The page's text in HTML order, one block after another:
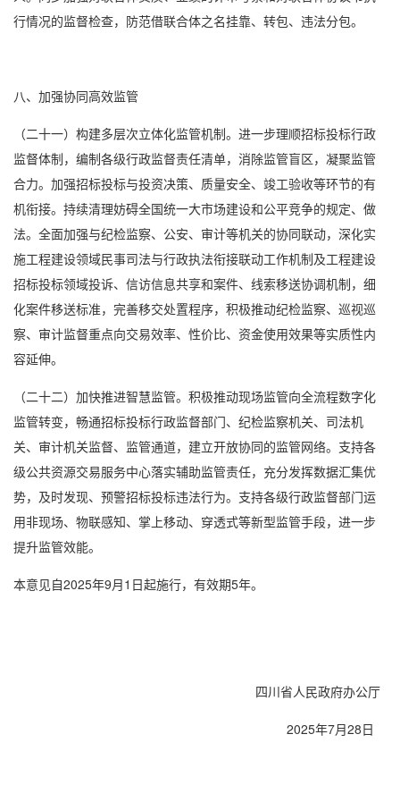
行情况的监督检查，防范借联合体之名挂靠、转包、违法分包。
八、加强协同高效监管
（二十一）构建多层次立体化监管机制。进一步理顺招标投标行政
监督体制，编制各级行政监督责任清单，消除监管盲区，凝聚监管
合力。加强招标投标与投资决策、质量安全、竣工验收等环节的有
机衔接。持续清理妨碍全国统一大市场建设和公平竞争的规定、做
法。全面加强与纪检监察、公安、审计等机关的协同联动，深化实
施工程建设领域民事司法与行政执法衔接联动工作机制及工程建设
招标投标领域投诉、信访信息共享和案件、线索移送协调机制，细
化案件移送标准，完善移交处置程序，积极推动纪检监察、巡视巡
察、审计监督重点向交易效率、性价比、资金使用效果等实质性内
容延伸。
（二十二）加快推进智慧监管。积极推动现场监管向全流程数字化
监管转变，畅通招标投标行政监督部门、纪检监察机关、司法机
关、审计机关监督、监管通道，建立开放协同的监管网络。支持各
级公共资源交易服务中心落实辅助监管责任，充分发挥数据汇集优
势，及时发现、预警招标投标违法行为。支持各级行政监督部门运
用非现场、物联感知、掌上移动、穿透式等新型监管手段，进一步
提升监管效能。
本意见自2025年9月1日起施行，有效期5年。
四川省人民政府办公厅
2025年7月28日